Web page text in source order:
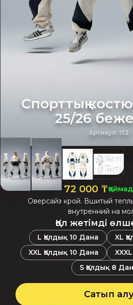
Спорттық
25/26
Артикул: 152
72 000 ₸
Оверсайз крой. Вшитый
внутренний на
Қол жетімді
L Қалдық 10 Дана XL
XXL Қалдық 10 Дана XXXL
S Қалдық 8
Сатып